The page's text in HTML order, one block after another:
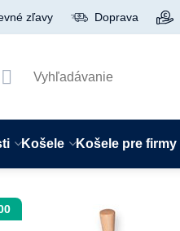
zľavy Doprava
Košele Košele pre firmy